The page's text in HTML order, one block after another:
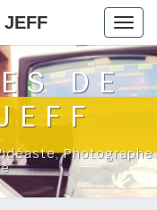
JEFF
DE
Photographe